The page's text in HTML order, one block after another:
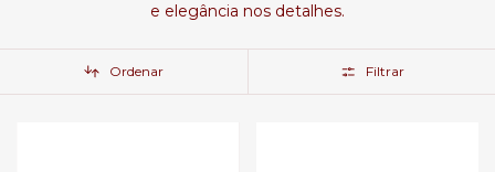
e elegância nos detalhes.
Ordenar Filtrar